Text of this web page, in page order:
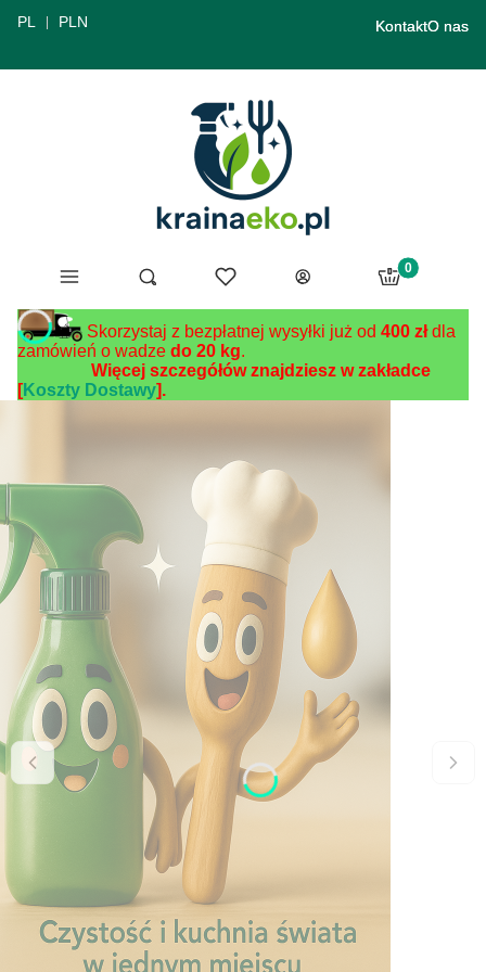
PL PLN KontaktO nas
Menu Otwórz wyszukiwarkę
Szukaj Ulubione
Zaloguj się
Produkty w
Koszyk
Skorzystaj z bezpłatnej wysyłki już od 400 złdla
zamówień o wadze do 20 kg.
Więcej szczegółów znajdziesz w zakładce
[Koszty Dostawy].